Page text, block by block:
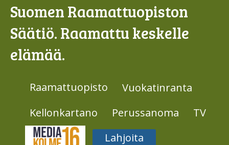
Suomen Raamattuopiston
Säätiö. Raamattu keskelle
elämää.
Raamattuopisto
Vuokatinranta
Kellonkartano
Perussanoma
TV
Media316
Lahjoita